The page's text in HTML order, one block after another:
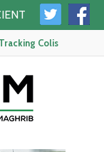
Tracking Colis